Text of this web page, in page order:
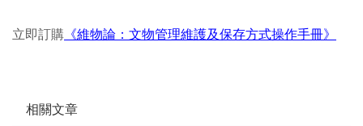
立即訂購 《維物論：文物管理維護及保存方式操作手冊》
相關文章